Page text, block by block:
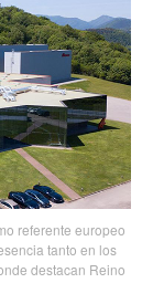
referente europeo
tanto en los
destacan Reino